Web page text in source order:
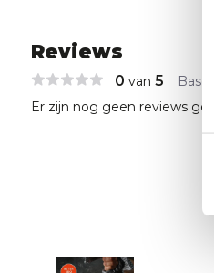
Reviews
0 van 5
Er zijn nog geen reviews